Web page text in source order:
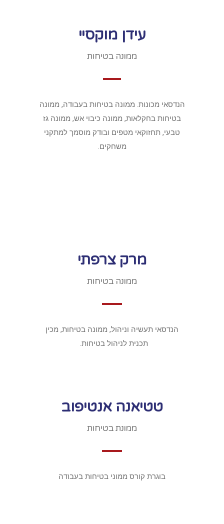
עידן מוקסיי
ממונה בטיחות
הנדסאי מכונות. ממונה בטיחות בעבודה, ממונה
בטיחות בחקלאות, ממונה כיבוי אש, ממונה גז
טבעי, תחזוקאי מטפים ובודק מוסמך למתקני
משחקים.
מרק צרפתי
ממונה בטיחות
הנדסאי תעשיה וניהול, ממונה בטיחות, מכין
תכנית לניהול בטיחות.
טטיאנה אנטיפוב
ממונת בטיחות
בוגרת קורס ממוני בטיחות בעבודה